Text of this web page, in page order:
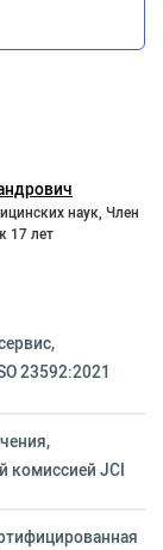
наук, Член
17 лет
23592:2021
комиссией JCI